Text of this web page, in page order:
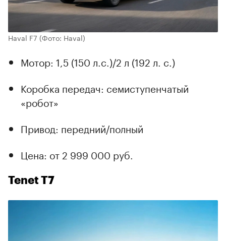
Haval F7 (Фото: Haval)
Мотор: 1,5 (150 л.с.)/2 л (192 л. с.)
Коробка передач: семиступенчатый
«робот»
Привод: передний/полный
Цена: от 2 999 000 руб.
Tenet T7